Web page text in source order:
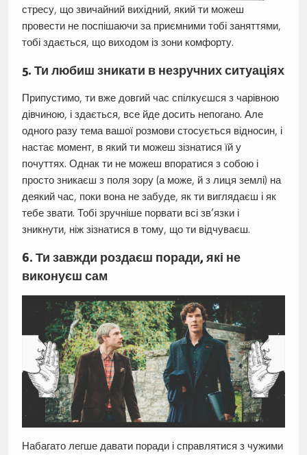
стресу, що звичайний вихідний, який ти можеш
провести не поспішаючи за приємними тобі заняттями,
тобі здається, що виходом із зони комфорту.
5. Ти любиш зникати в незручних ситуаціях
Припустимо, ти вже довгий час спілкуєшся з чарівною
дівчиною, і здається, все йде досить непогано. Але
одного разу тема вашої розмови стосується відносин, і
настає момент, в який ти можеш зізнатися їй у
почуттях. Однак ти не можеш впоратися з собою і
просто зникаєш з поля зору (а може, й з лиця землі) на
деякий час, поки вона не забуде, як ти виглядаєш і як
тебе звати. Тобі зручніше порвати всі зв’язки і
зникнути, ніж зізнатися в тому, що ти відчуваєш.
6. Ти завжди роздаєш поради, які не
виконуєш сам
Набагато легше давати поради і справлятися з чужими